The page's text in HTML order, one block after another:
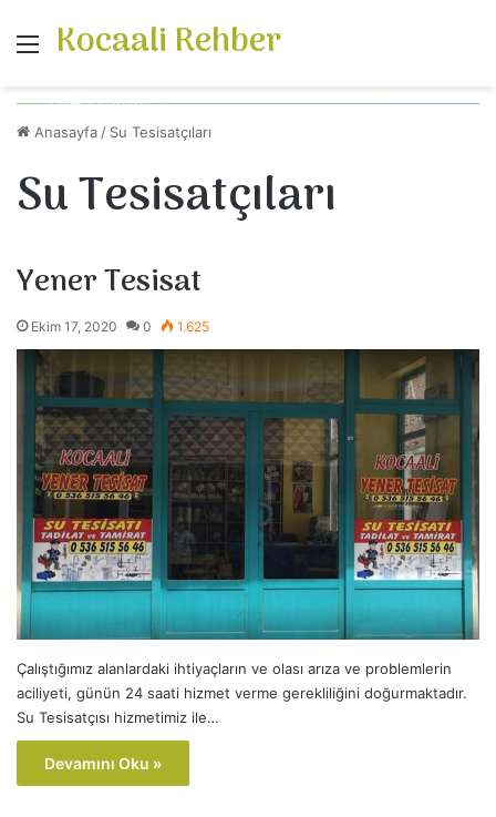
Menü
Kocaali Rehber
Ekim 17, 2020
Yener Tesisat
Anasayfa / Su Tesisatçıları
Su Tesisatçıları
Yener Tesisat
Ekim 17, 2020 0 1.625
Çalıştığımız alanlardaki ihtiyaçların ve olası arıza ve problemlerin
aciliyeti, günün 24 saati hizmet verme gerekliliğini doğurmaktadır.
Su Tesisatçısı hizmetimiz ile…
Devamını Oku »